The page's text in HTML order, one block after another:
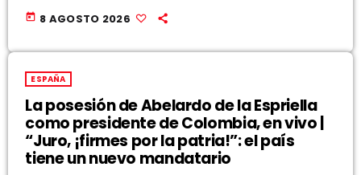
today 8 AGOSTO 2026
ESPAÑA
La posesión de Abelardo de la Espriella
como presidente de Colombia, en vivo |
“Juro, ¡firmes por la patria!”: el país
tiene un nuevo mandatario